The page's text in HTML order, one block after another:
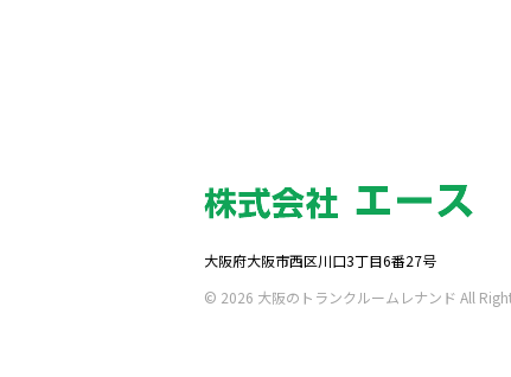
大阪府大阪市西区川口3丁目6番27号
© 2026 大阪のトランクルームレナンド All